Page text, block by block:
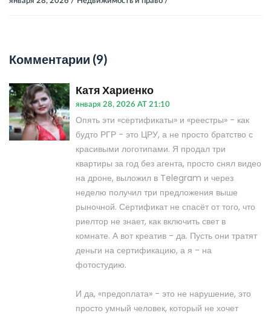
Комментарии (9)
Катя Хариенко
января 28, 2026 AT 21:10
Опять эти «сертификаты» и «реестры» - как
будто РГР - это ЦРУ, а не просто братство с
красивыми логотипами. Я продал три
квартиры за год без агента, просто снял видео
на дроне, выложил в Telegram и через
неделю получил три предложения выше
рыночной. Сертификат не спасёт от того, что
риелтор не знает, как включить свет в
комнате. А вот креатив - да. Пусть они тратят
деньги на сертификацию, а я - на
фотостудию.
И да, «предоплата» - это не нарушение, это
просто умный человек, который не хочет